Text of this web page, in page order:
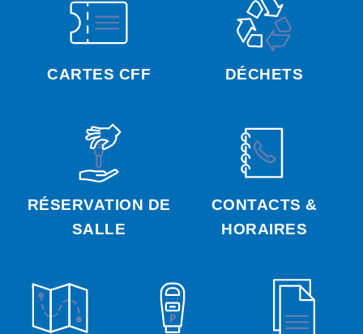
CARTES CFF DÉCHETS
RÉSERVATION DE
SALLE
CONTACTS &
HORAIRES